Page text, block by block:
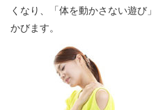
くなり、「体を動かさない遊び
かびます。